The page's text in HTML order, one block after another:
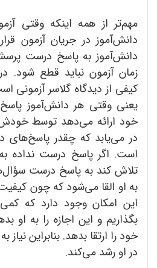
مهم‌تر از همه اینکه وقتی
دانش‌‌آموز در جریان آزمون
دانش‌آموز به پاسخ درست
زمان آزمون نباید قطع شود.
کیفی از دیدگاه گلاسر آزمونی
یعنی وقتی هر دانش‌آموز
خود ارائه می‌دهد توسط
در می‌یابد که چقدر پاسخ‌های
است. اگر پاسخ درست نداده
تلاش کند به پاسخ درست
به او القا می‌شود که چون
این امکان وجود دارد که کمی
بگذاریم و این اجازه را به او
خود را ارتقا بدهد. بنابراین
در او رشد می‌کند.